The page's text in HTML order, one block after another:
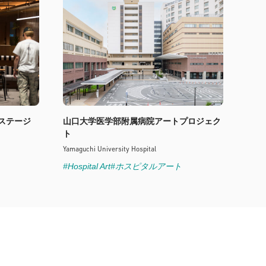
テージ
山口大学医学部附属病院アートプロジェク
ト
Yamaguchi University Hospital
#Hospital Art#ホスピタルアート